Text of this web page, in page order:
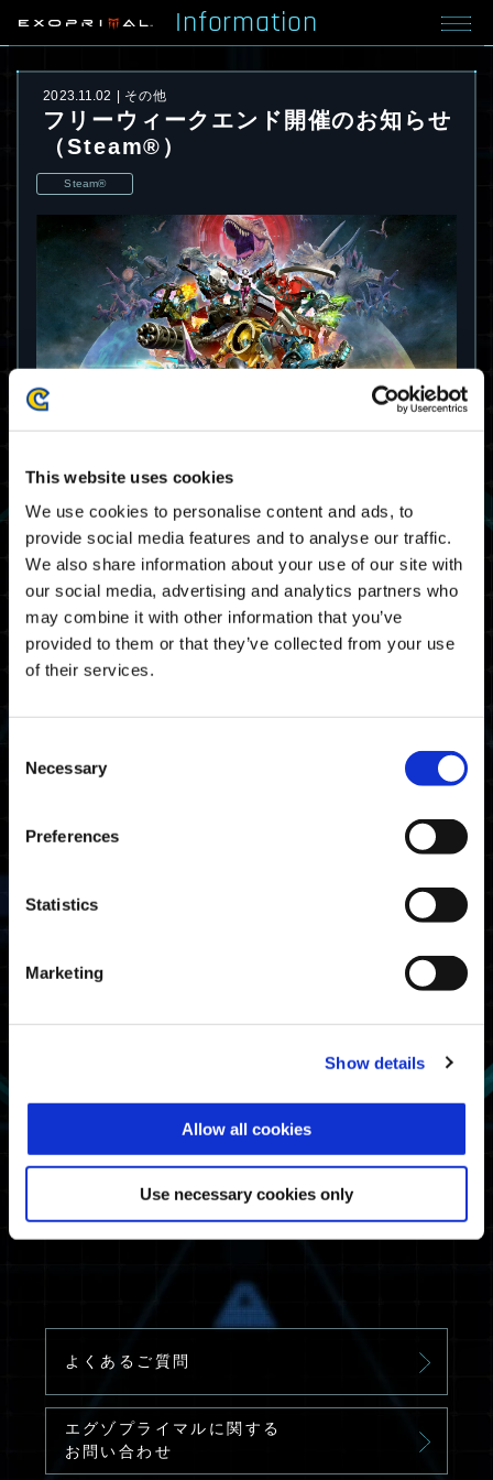
This website uses cookies
We use cookies to personalise content and ads, to
provide social media features and to analyse our traffic.
We also share information about your use of our site with
our social media, advertising and analytics partners who
may combine it with other information that you’ve
provided to them or that they’ve collected from your use
of their services.
Selection
Necessary
Preferences
Statistics
Marketing
Show details
Allow all cookies
Use necessary cookies only
Information
2023.11.02 その他
フリーウィークエンド開催のお知らせ
（Steam®）
Steam®
みいただけるフリーウィークエンドを開催いたし
ます。
フリーウィークエンドでは、ダウンロードコンテ
ンツを除く全ての要素がプレイ可能になります。
フリーウィークエンドで使用したアカウントにて
『EXOPRIMAL』をご購入いただくと、フリーウ
ィーエンド中にプレイしたセーブデータを全て製
品版に引き継ぐことが可能です。
この機会に、ぜひプレイしてください。
プラットフォーム
2023/11/03（金）02:00 JST～
関連サイト
よくあるご質問
エグゾプライマルに関する
お問い合わせ